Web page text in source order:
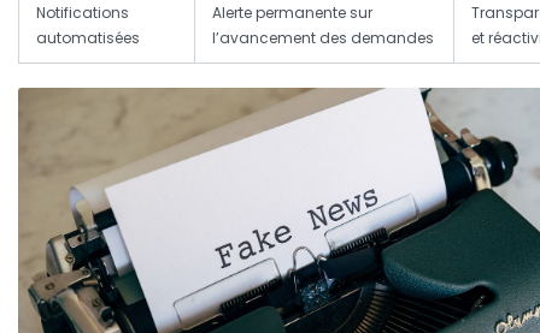
Notifications
automatisées
Alerte permanente sur
l’avancement des demandes
et